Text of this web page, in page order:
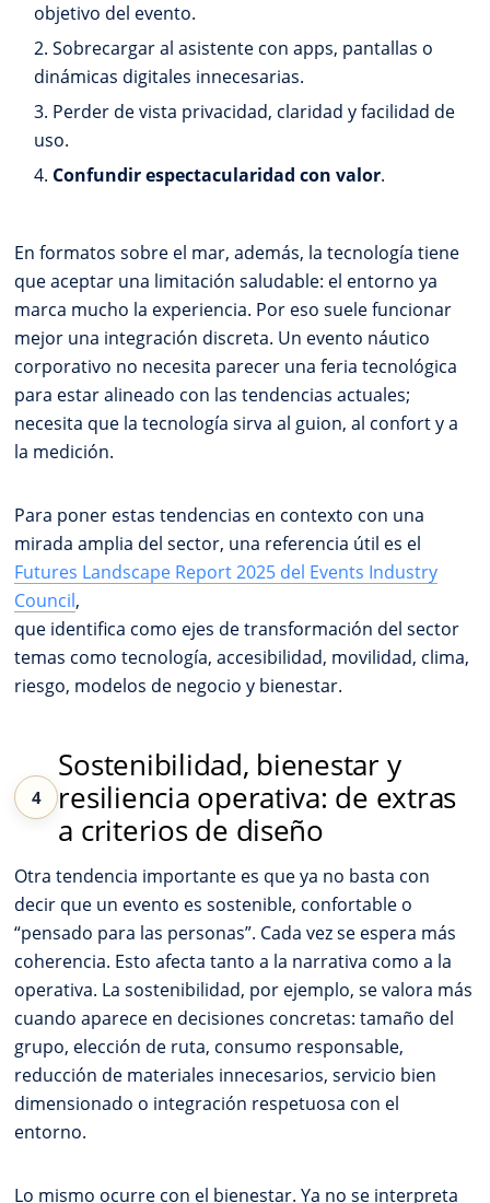
objetivo del evento.
Sobrecargar al asistente con apps, pantallas o
dinámicas digitales innecesarias.
Perder de vista privacidad, claridad y facilidad de
uso.
Confundir espectacularidad con valor.
En formatos sobre el mar, además, la tecnología tiene
que aceptar una limitación saludable: el entorno ya
marca mucho la experiencia. Por eso suele funcionar
mejor una integración discreta. Un evento náutico
corporativo no necesita parecer una feria tecnológica
para estar alineado con las tendencias actuales;
necesita que la tecnología sirva al guion, al confort y a
la medición.
Para poner estas tendencias en contexto con una
mirada amplia del sector, una referencia útil es el
Futures Landscape Report 2025 del Events Industry
Council,
que identifica como ejes de transformación del sector
temas como tecnología, accesibilidad, movilidad, clima,
riesgo, modelos de negocio y bienestar.
Sostenibilidad, bienestar y
resiliencia operativa: de extras
a criterios de diseño
Otra tendencia importante es que ya no basta con
decir que un evento es sostenible, confortable o
“pensado para las personas”. Cada vez se espera más
coherencia. Esto afecta tanto a la narrativa como a la
operativa. La sostenibilidad, por ejemplo, se valora más
cuando aparece en decisiones concretas: tamaño del
grupo, elección de ruta, consumo responsable,
reducción de materiales innecesarios, servicio bien
dimensionado o integración respetuosa con el
entorno.
Lo mismo ocurre con el bienestar. Ya no se interpreta